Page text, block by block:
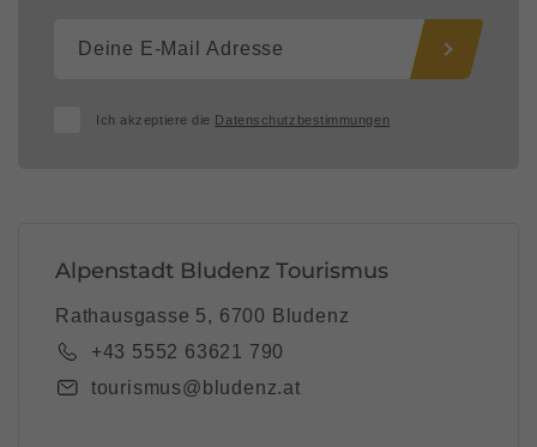
Ich akzeptiere die Datenschutzbestimmungen
Alpenstadt Bludenz Tourismus
Rathausgasse 5, 6700 Bludenz
+43 5552 63621 790
tourismus@bludenz.at